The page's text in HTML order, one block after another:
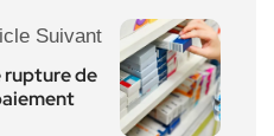
Suivant
rupture de